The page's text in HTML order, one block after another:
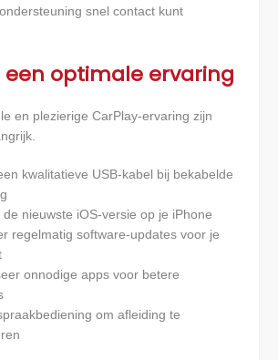
snel contact kunt
een optimale ervaring
en plezierige CarPlay-ervaring zijn
kwalitatieve USB-kabel bij bekabelde
de nieuwste iOS-versie op je iPhone
regelmatig software-updates voor je
onnodige apps voor betere
om afleiding te